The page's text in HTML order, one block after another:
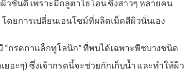
วชั้นดี เพราะมีกลูตาไธโอน ซึ่งสาวๆ หลายคน
ดยการเปลี่ยนเอนโซม์ที่ผลิตเม็ดสีผิวนั่นเอง
“กรดกาแล็กทูโลนิก” ที่พบได้เฉพาะพืชบางชนิด
อะๆ) ซึ่งเจ้ากรดนี้จะช่วยกักเก็บน้ำ และทำให้ผิว